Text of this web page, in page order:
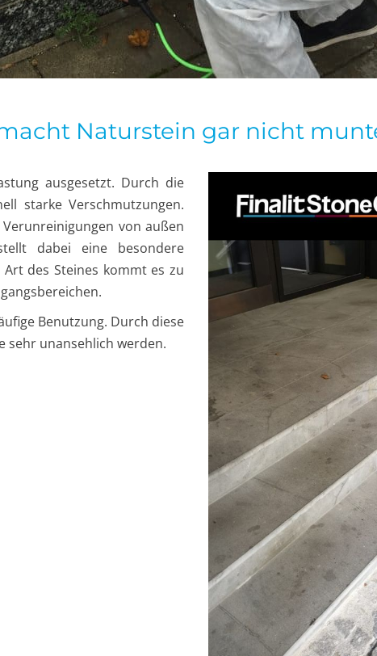
Naturstein gar nicht
ausgesetzt. Durch die
starke Verschmutzungen.
von außen
dabei eine besondere
des Steines kommt es zu
Benutzung. Durch diese
sehr unansehlich werden.